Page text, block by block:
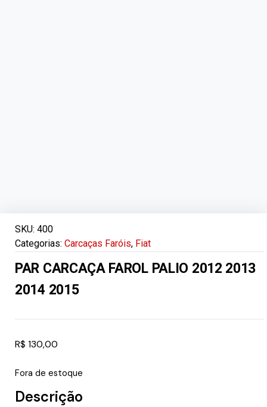
SKU: 400
Categorias: Carcaças Faróis, Fiat
PAR CARCAÇA FAROL PALIO 2012 2013
2014 2015
R$ 130,00
Fora de estoque
Descrição